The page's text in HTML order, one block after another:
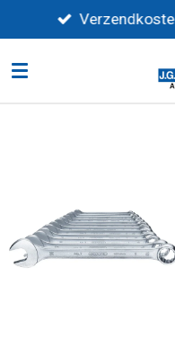
direct
naar